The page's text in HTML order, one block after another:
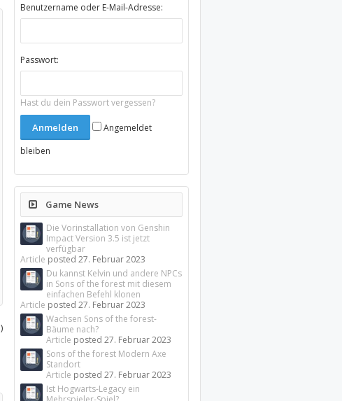
Benutzername oder E-Mail-Adresse:
Passwort:
Hast du dein Passwort vergessen?
Angemeldet
bleiben
Game News
Die Vorinstallation von Genshin
Impact Version 3.5 ist jetzt
verfügbar
Article posted27. Februar 2023
Du kannst Kelvin und andere NPCs
in Sons of the forest mit diesem
einfachen Befehl klonen
Article posted27. Februar 2023
Wachsen Sons of the forest-
Bäume nach?
Article posted27. Februar 2023
Sons of the forest Modern Axe
Standort
Article posted27. Februar 2023
Ist Hogwarts-Legacy ein